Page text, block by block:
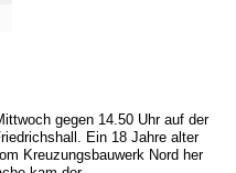
gegen 14.50 Uhr auf der
Ein 18 Jahre alter
Kreuzungsbauwerk Nord her